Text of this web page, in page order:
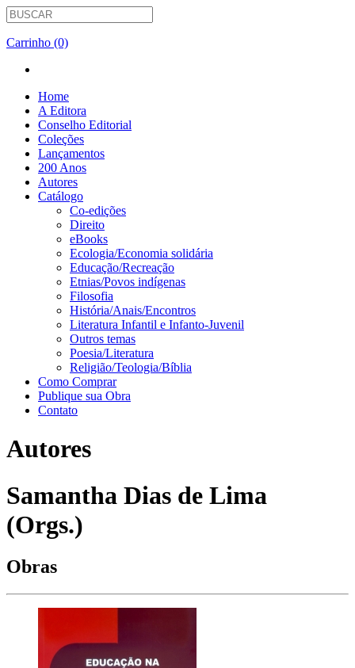
Carrinho (0)
Home
A Editora
Conselho Editorial
Coleções
Lançamentos
200 Anos
Autores
Catálogo
Co-edições
Direito
eBooks
Ecologia/Economia solidária
Educação/Recreação
Etnias/Povos indígenas
Filosofia
História/Anais/Encontros
Literatura Infantil e Infanto-Juvenil
Outros temas
Poesia/Literatura
Religião/Teologia/Bíblia
Como Comprar
Publique sua Obra
Contato
Autores
Samantha Dias de Lima
(Orgs.)
Obras